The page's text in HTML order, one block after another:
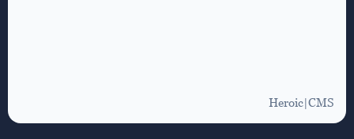
Heroic|CMS